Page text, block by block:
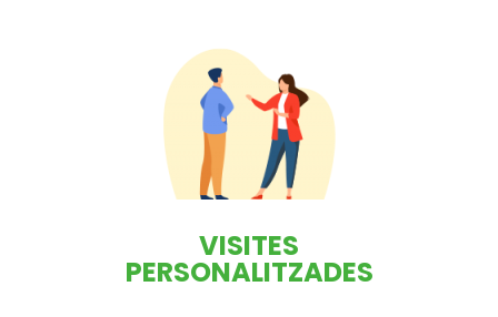
VISITES
PERSONALITZADES